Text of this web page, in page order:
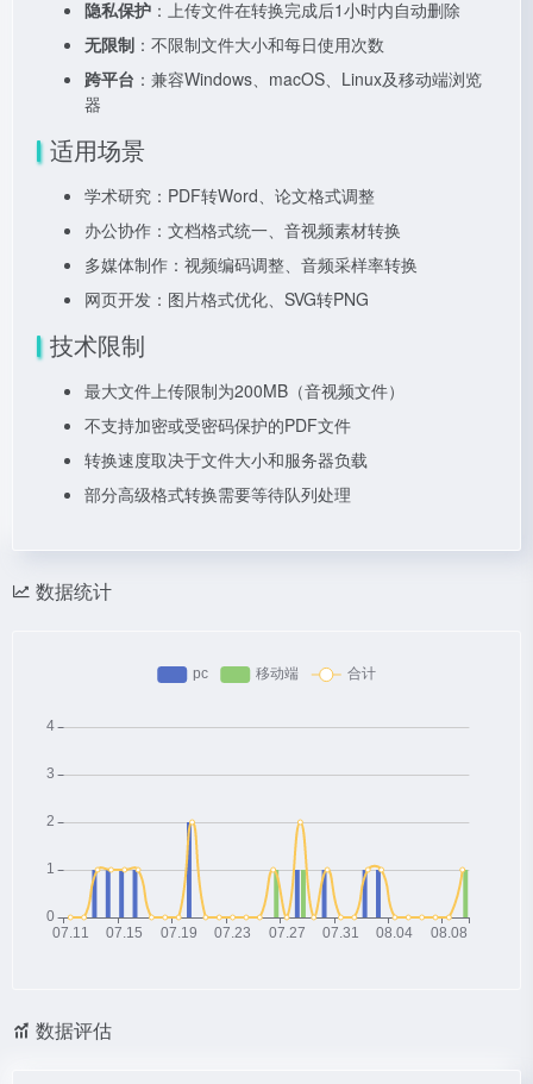
隐私保护 ：上传文件在转换完成后1小时内自动删除
无限制 ：不限制文件大小和每日使用次数
跨平台 ：兼容Windows、macOS、Linux及移动端浏览
器
适用场景
学术研究：PDF转Word、论文格式调整
办公协作：文档格式统一、音视频素材转换
多媒体制作：视频编码调整、音频采样率转换
网页开发：图片格式优化、SVG转PNG
技术限制
最大文件上传限制为200MB（音视频文件）
不支持加密或受密码保护的PDF文件
转换速度取决于文件大小和服务器负载
部分高级格式转换需要等待队列处理
数据统计
数据评估